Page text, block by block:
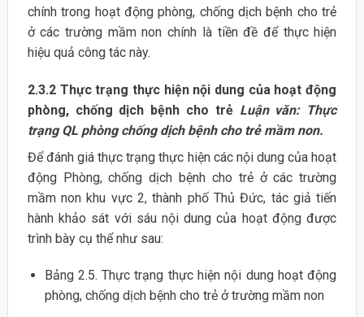
chính trong hoạt động phòng, chống dịch bệnh cho trẻ
ở các trường mầm non chính là tiền đề để thực hiện
hiệu quả công tác này.
2.3.2 Thực trạng thực hiện nội dung của hoạt động
phòng, chống dịch bệnh cho trẻ Luận văn: Thực
trạng QL phòng chống dịch bệnh cho trẻ mầm non.
Để đánh giá thực trạng thực hiện các nội dung của hoạt
động Phòng, chống dịch bệnh cho trẻ ở các trường
mầm non khu vực 2, thành phố Thủ Đức, tác giả tiến
hành khảo sát với sáu nội dung của hoạt động được
trình bày cụ thể như sau:
Bảng 2.5. Thực trạng thực hiện nội dung hoạt động
phòng, chống dịch bệnh cho trẻ ở trường mầm non